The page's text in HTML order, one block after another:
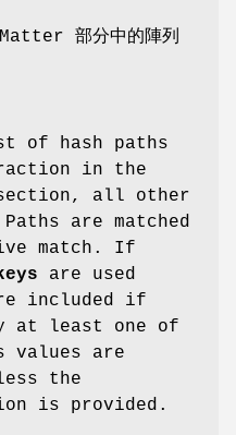
部分中的陣列
of hash paths
in the
section, all other
are matched
match. If
are used
included if
at least one of
values are
the
is provided.